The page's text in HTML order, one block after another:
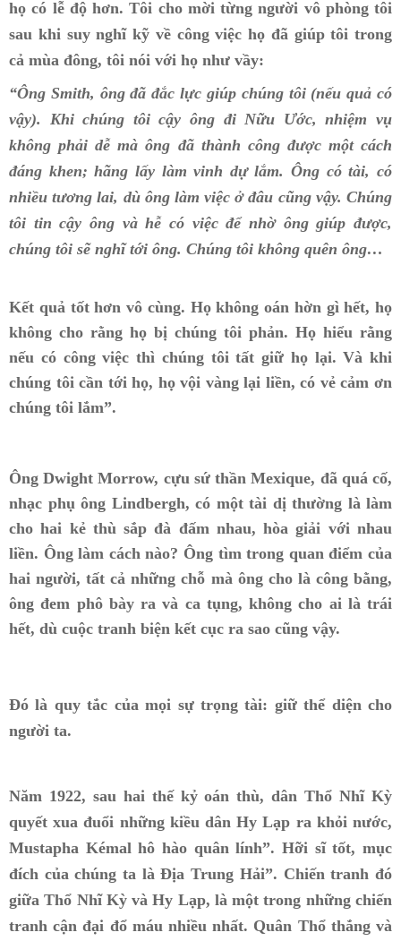
họ có lễ độ hơn. Tôi cho mời từng người vô phòng tôi
sau khi suy nghĩ kỹ về công việc họ đã giúp tôi trong
cả mùa đông, tôi nói với họ như vầy:
“Ông Smith, ông đã đắc lực giúp chúng tôi (nếu quả có
vậy). Khi chúng tôi cậy ông đi Nữu Ước, nhiệm vụ
không phải dễ mà ông đã thành công được một cách
đáng khen; hãng lấy làm vinh dự lắm. Ông có tài, có
nhiều tương lai, dù ông làm việc ở đâu cũng vậy. Chúng
tôi tin cậy ông và hễ có việc để nhờ ông giúp được,
chúng tôi sẽ nghĩ tới ông. Chúng tôi không quên ông…
Kết quả tốt hơn vô cùng. Họ không oán hờn gì hết, họ
không cho rằng họ bị chúng tôi phản. Họ hiểu rằng
nếu có công việc thì chúng tôi tất giữ họ lại. Và khi
chúng tôi cần tới họ, họ vội vàng lại liền, có vẻ cảm ơn
chúng tôi lắm”.
Ông Dwight Morrow, cựu sứ thần Mexique, đã quá cố,
nhạc phụ ông Lindbergh, có một tài dị thường là làm
cho hai kẻ thù sắp đà đấm nhau, hòa giải với nhau
liền. Ông làm cách nào? Ông tìm trong quan điểm của
hai người, tất cả những chỗ mà ông cho là công bằng,
ông đem phô bày ra và ca tụng, không cho ai là trái
hết, dù cuộc tranh biện kết cục ra sao cũng vậy.
Đó là quy tắc của mọi sự trọng tài: giữ thể diện cho
người ta.
Năm 1922, sau hai thế kỷ oán thù, dân Thổ Nhĩ Kỳ
quyết xua đuổi những kiều dân Hy Lạp ra khỏi nước,
Mustapha Kémal hô hào quân lính”. Hỡi sĩ tốt, mục
đích của chúng ta là Địa Trung Hải”. Chiến tranh đó
giữa Thổ Nhĩ Kỳ và Hy Lạp, là một trong những chiến
tranh cận đại đổ máu nhiều nhất. Quân Thổ thắng và